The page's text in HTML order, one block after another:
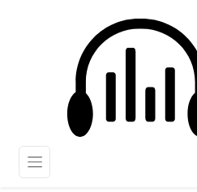
开场旋律
正在为您搜索声音资源